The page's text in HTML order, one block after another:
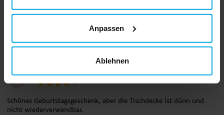
Anpassen
Ablehnen
Ansonsten war alles in Ordnung. Ich hätte mir größere Teller
Übersetzt aus dem Schwedischen
Auf Originalsprache anzeigen
Vor 1 Jahr
T
Thao
Schönes Geburtstagsgeschenk, aber die Tischdecke ist dünn und
nicht wiederverwendbar.